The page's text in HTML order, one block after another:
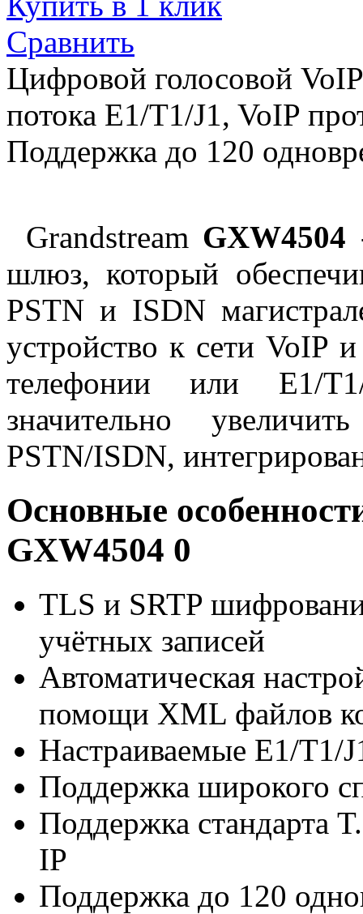
Сравнить
Цифровой голосовой
потока E1/T1/J1, VoIP
Поддержка до 120
Grandstream GXW4504
шлюз, который
PSTN и ISDN
устройство к сети VoIP
телефонии или E1/
значительно
PSTN/ISDN,
Основные
GXW4504 0
TLS и SRTP
учётных записей
Автоматическая
помощи XML файлов
Настраиваемые E1/T1/
Поддержка широкого
Поддержка стандарта
IP
Поддержка до 120